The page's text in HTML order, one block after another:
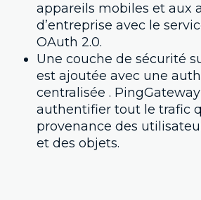
appareils mobiles et aux
d’entreprise avec le
OAuth 2.0.
Une couche de sécurité
est ajoutée avec une
centralisée .
authentifier tout le trafic
provenance des
et des objets.